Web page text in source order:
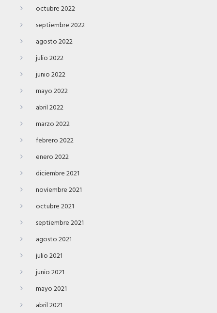
octubre 2022
septiembre 2022
agosto 2022
julio 2022
junio 2022
mayo 2022
abril 2022
marzo 2022
febrero 2022
enero 2022
diciembre 2021
noviembre 2021
octubre 2021
septiembre 2021
agosto 2021
julio 2021
junio 2021
mayo 2021
abril 2021